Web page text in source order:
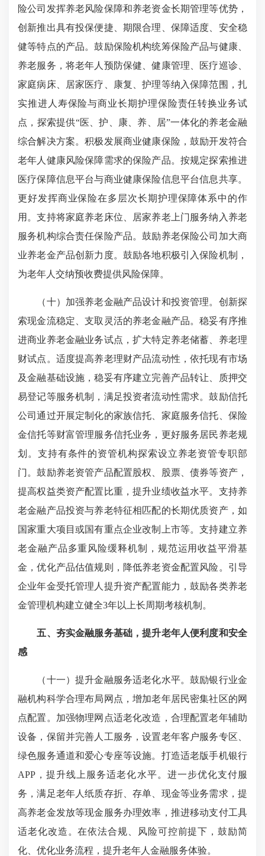
险公司发挥养老风险保障和养老资金长期管理等优势，
创新推出具有投保便捷、期限合理、保障适度、安全稳
健等特点的产品。鼓励保险机构统筹保险产品与健康、
养老服务，将老年人预防保健、健康管理、医疗巡诊、
家庭病床、居家医疗、康复、护理等纳入保障范围，扎
实推进人寿保险与商业长期护理保险责任转换业务试
点，探索提供“医、护、康、养、居”一体化的养老金融
综合解决方案。积极发展商业健康保险，鼓励开发符合
老年人健康风险保障需求的保险产品。按规定探索推进
医疗保障信息平台与商业健康保险信息平台信息共享。
更好发挥商业保险在多层次长期护理保障体系中的作
用。支持将家庭养老床位、居家养老上门服务纳入养老
服务机构综合责任保险产品。鼓励养老保险公司加大商
业养老金产品创新力度。鼓励各地积极引入保险机制，
为老年人交纳预收费提供风险保障。
（十）加强养老金融产品设计和投资管理。创新探
索现金流稳定、支取灵活的养老金融产品。稳妥有序推
进商业养老金融业务试点，扩大特定养老储蓄、养老理
财试点。适度提高养老理财产品流动性，依托现有市场
及金融基础设施，稳妥有序建立完善产品转让、质押交
易登记等服务机制，满足投资者流动性需求。鼓励信托
公司通过开展定制化的家族信托、家庭服务信托、保险
金信托等财富管理服务信托业务，更好服务居民养老规
划。支持有条件的资管机构探索设立养老资管专职部
门。鼓励养老资管产品配置股权、股票、债券等资产，
提高权益类资产配置比重，提升业绩收益水平。支持养
老金融产品投资与养老特征相匹配的长期优质资产，如
国家重大项目或国有重点企业改制上市等。支持建立养
老金融产品多重风险缓释机制，规范运用收益平滑基
金，优化产品估值规则，降低养老资金配置风险。引导
企业年金受托管理人提升资产配置能力，鼓励各类养老
金管理机构建立健全3年以上长周期考核机制。
五、夯实金融服务基础，提升老年人便利度和安全
感
（十一）提升金融服务适老化水平。鼓励银行业金
融机构科学合理布局网点，增加老年居民密集社区的网
点配置。加强物理网点适老化改造，合理配置老年辅助
设备，保留并完善人工服务，设置老年客户服务专区、
绿色服务通道和爱心专座等设施。打造适老版手机银行
APP，提升线上服务适老化水平。进一步优化支付服
务，满足老年人纸质存折、存单、现金等业务需求，提
高养老金发放等现金服务办理效率，推进移动支付工具
适老化改造。在依法合规、风险可控前提下，鼓励简
化、优化业务流程，提升老年人金融服务体验。